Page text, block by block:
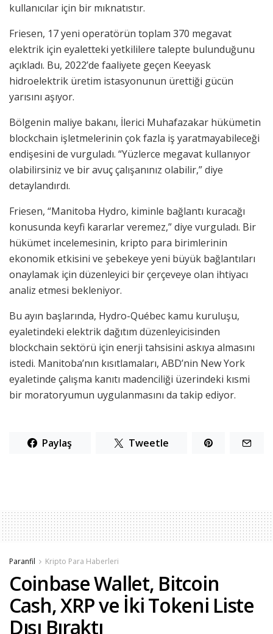
kullanıcılar için bir mıknatıstır.
Friesen, 17 yeni operatörün toplam 370 megavat
elektrik için eyaletteki yetkililere talepte bulunduğunu
açıkladı. Bu, 2022’de faaliyete geçen Keeyask
hidroelektrik üretim istasyonunun ürettiği gücün
yarısını aşıyor.
Bölgenin maliye bakanı, İlerici Muhafazakar hükümetin
blockchain işletmelerinin çok fazla iş yaratmayabileceği
endişesini de vurguladı. “Yüzlerce megavat kullanıyor
olabilirsiniz ve bir avuç çalışanınız olabilir,” diye
detaylandırdı.
Friesen, “Manitoba Hydro, kiminle bağlantı kuracağı
konusunda keyfi kararlar veremez,” diye vurguladı. Bir
hükümet incelemesinin, kripto para birimlerinin
ekonomik etkisini ve şebekeye yeni büyük bağlantıları
onaylamak için düzenleyici bir çerçeveye olan ihtiyacı
analiz etmesi bekleniyor.
Bu ayın başlarında, Hydro-Québec kamu kuruluşu,
eyaletindeki elektrik dağıtım düzenleyicisinden
blockchain sektörü için enerji tahsisini askıya almasını
istedi. Manitoba’nın kısıtlamaları, ABD’nin New York
eyaletinde çalışma kanıtı madenciliği üzerindeki kısmi
bir moratoryumun uygulanmasını da takip ediyor.
Paylaş Tweetle
Paranfil Kripto Para Haberleri
Coinbase Wallet, Bitcoin
Cash, XRP ve İki Tokeni Liste
Dışı Bıraktı